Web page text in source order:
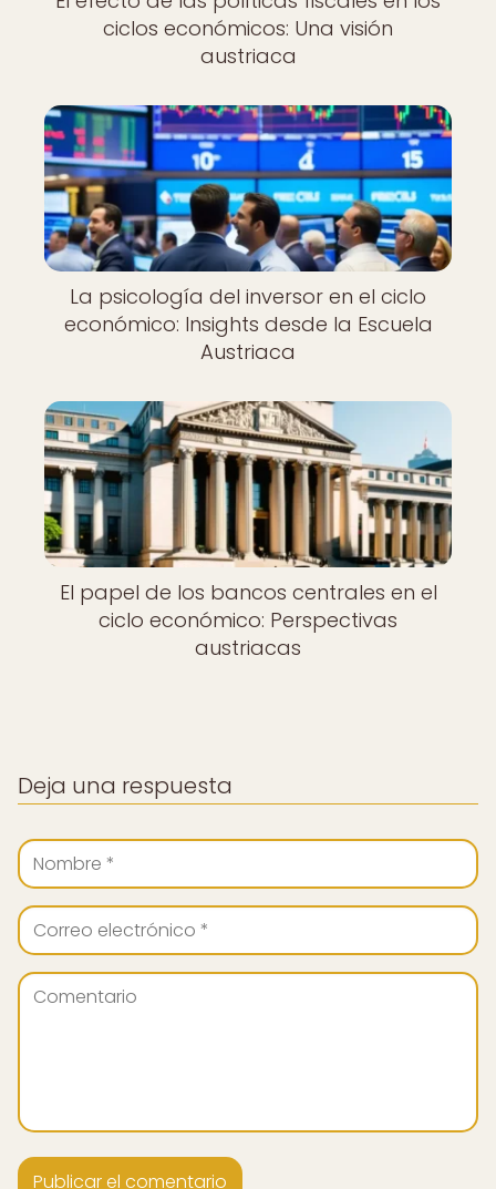
ciclos económicos: Una visión
austriaca
La psicología del inversor en el ciclo
económico: Insights desde la Escuela
Austriaca
El papel de los bancos centrales en el
ciclo económico: Perspectivas
austriacas
Deja una respuesta